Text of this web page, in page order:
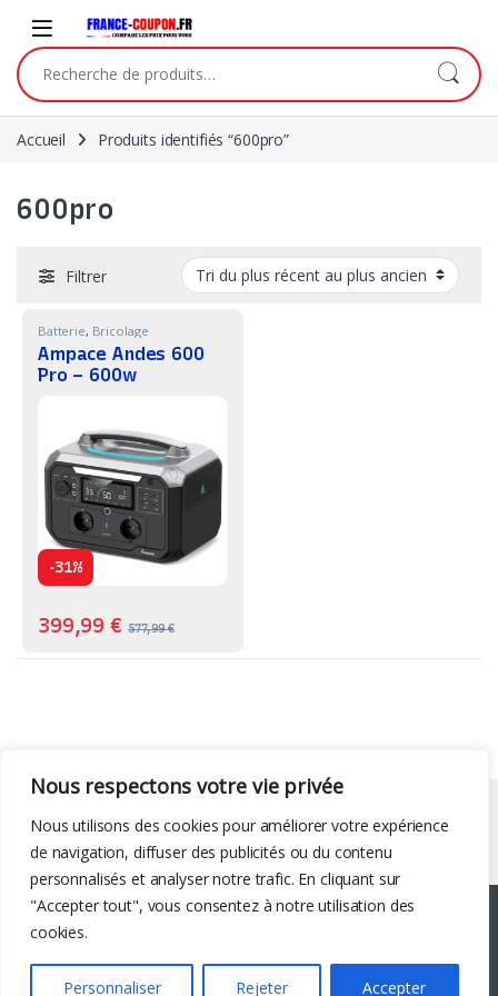
Nous respectons votre vie privée
Nous utilisons des cookies pour améliorer votre expérience
de navigation, diffuser des publicités ou du contenu
personnalisés et analyser notre trafic. En cliquant sur
"Accepter tout", vous consentez à notre utilisation des
cookies.
Personnaliser Rejeter Accepter
Recherche pour :
Accueil Produits identifiés “600pro”
600pro
Filtrer
Batterie, Bricolage
Ampace Andes 600
Pro – 600w
-31%
399,99€ 577,99€
Liens utiles